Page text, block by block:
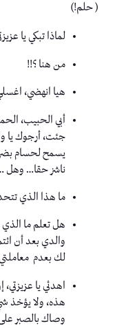
( حلم!)
لماذا تبكي يا
من هنا ؟!!
هيا انهضي،
أبي الحبيب،
جئت، أرجوك يا
يسمح لحسام
ناشز حقا… وهل
ما هذا الذي
هل تعلم ما
والدي بعد أن
لك بعدم
اهدئي يا عزيزتي،
هذه، ولا يؤخذ
وصاك بالصبر